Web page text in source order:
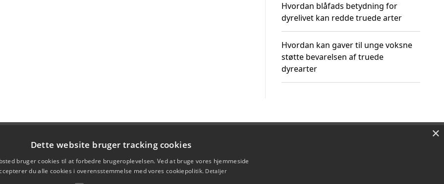
Hvordan blåfads betydning for
dyrelivet kan redde truede arter
Hvordan kan gaver til unge voksne
støtte bevarelsen af truede
dyrearter
×
Dette website bruger tracking cookies
bruger cookies til at forbedre brugeroplevelsen. Ved at bruge vores hjemmeside
du alle cookies i overensstemmelse med vores cookiepolitik. Detaljer